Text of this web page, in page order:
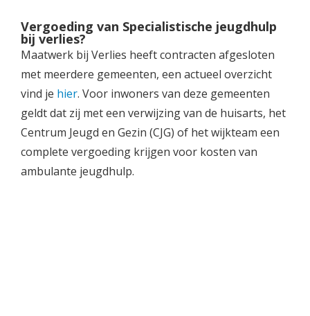
Vergoeding van Specialistische jeugdhulp
bij verlies?
Maatwerk bij Verlies heeft contracten afgesloten
met meerdere gemeenten, een actueel overzicht
vind je hier. Voor inwoners van deze gemeenten
geldt dat zij met een verwijzing van de huisarts, het
Centrum Jeugd en Gezin (CJG) of het wijkteam een
complete vergoeding krijgen voor kosten van
ambulante jeugdhulp.